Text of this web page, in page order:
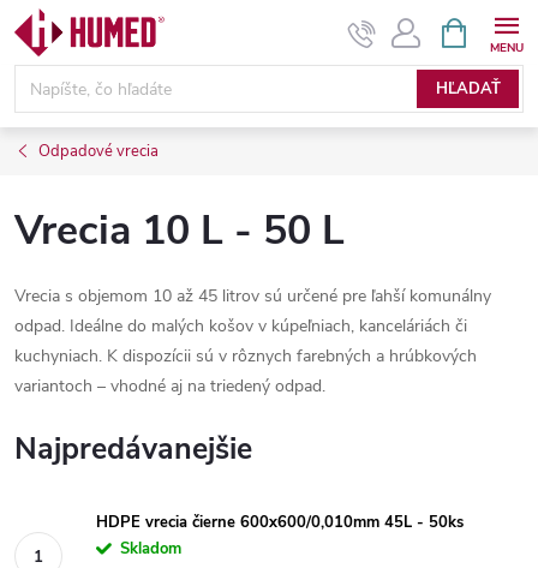
Prejsť
obsah
HĽADAŤ
KOŠÍK
Odpadové vrecia
Vrecia 10 L - 50 L
Vrecia s objemom 10 až 45 litrov sú určené pre ľahší komunálny
odpad. Ideálne do malých košov v kúpeľniach, kanceláriách či
kuchyniach. K dispozícii sú v rôznych farebných a hrúbkových
variantoch – vhodné aj na triedený odpad.
Najpredávanejšie
HDPE vrecia čierne 600x600/0,010mm 45L - 50ks
Skladom